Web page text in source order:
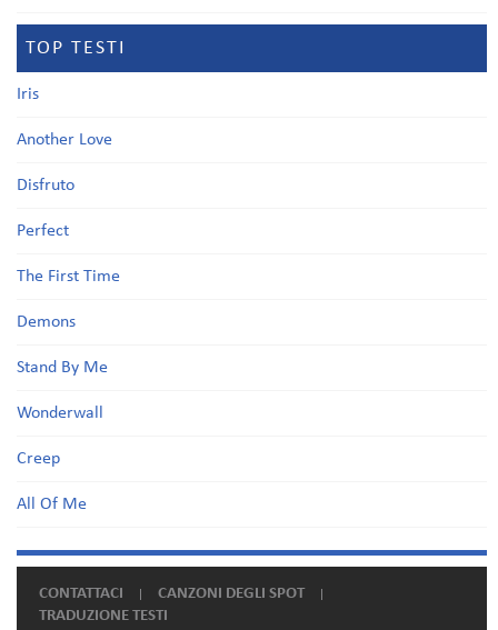
TOP TESTI
Iris
Another Love
Disfruto
Perfect
The First Time
Demons
Stand By Me
Wonderwall
Creep
All Of Me
CONTATTACI
CANZONI DEGLI SPOT
TRADUZIONE TESTI